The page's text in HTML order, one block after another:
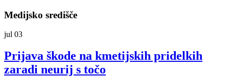
Medijsko središče
jul 03
Prijava škode na kmetijskih pridelkih
zaradi neurij s točo